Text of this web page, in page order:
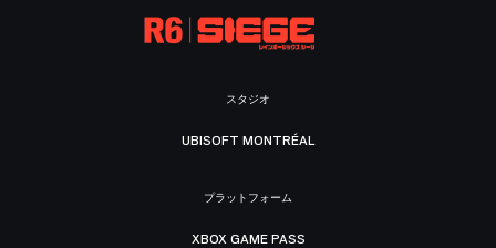
スタジオ
UBISOFT MONTRÉAL
プラットフォーム
XBOX GAME PASS